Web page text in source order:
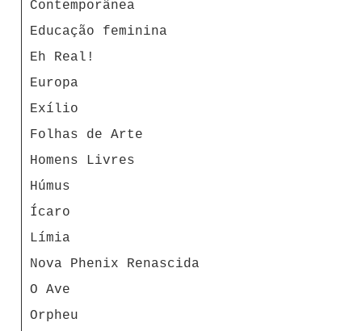
Contemporânea
Educação feminina
Eh Real!
Europa
Exílio
Folhas de Arte
Homens Livres
Húmus
Ícaro
Límia
Nova Phenix Renascida
O Ave
Orpheu